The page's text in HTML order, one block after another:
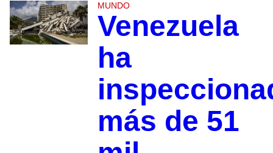
MUNDO
Venezuela
ha
más de 51